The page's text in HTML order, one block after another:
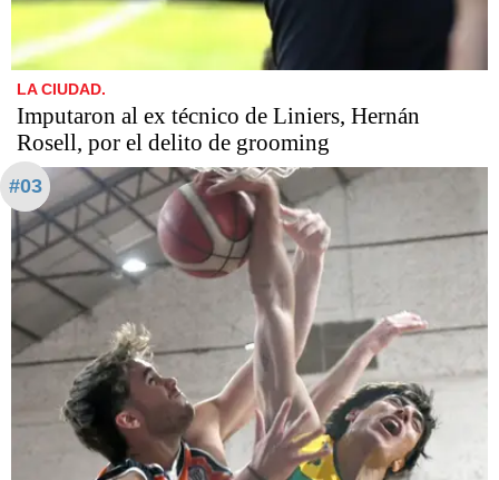
LA CIUDAD.
Imputaron al ex técnico de Liniers, Hernán
Rosell, por el delito de grooming
#03